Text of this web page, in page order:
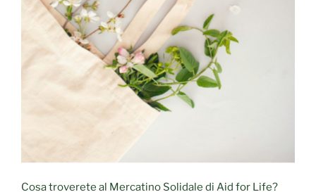
Cosa troverete al Mercatino Solidale di Aid for Life?